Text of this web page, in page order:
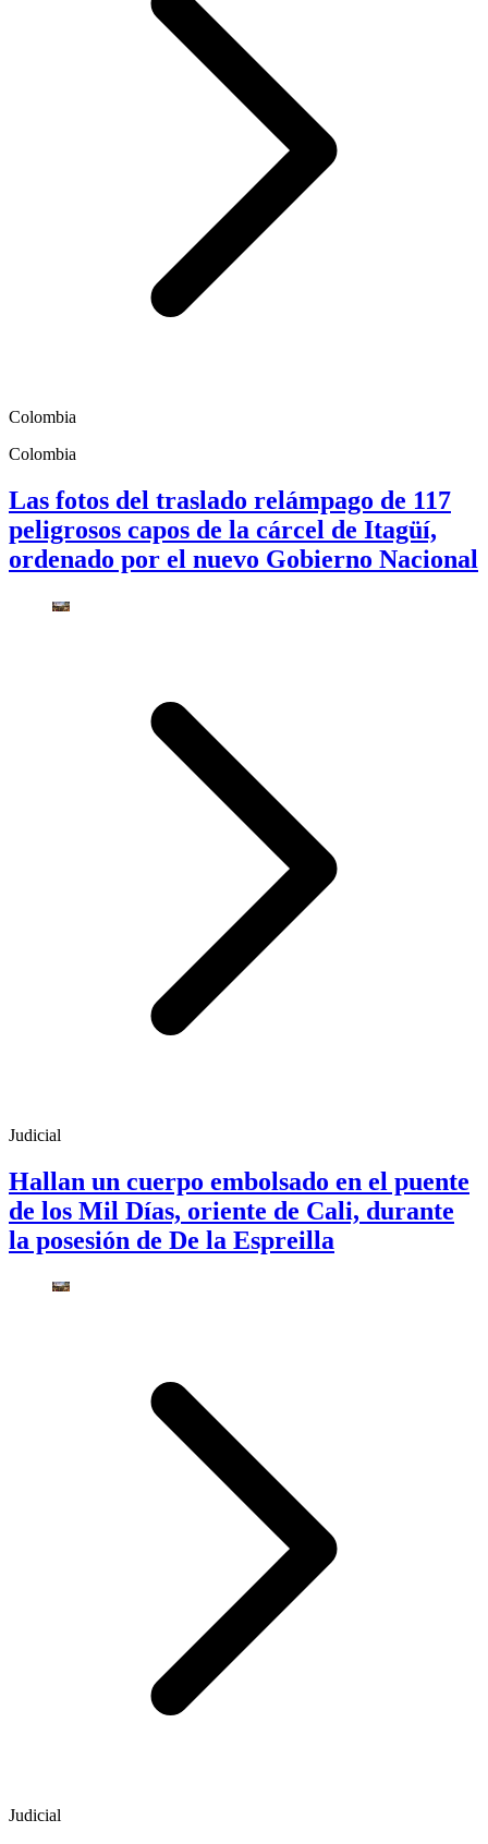
Colombia
Colombia
Las fotos del traslado relámpago de 117
peligrosos capos de la cárcel de Itagüí,
ordenado por el nuevo Gobierno Nacional
Judicial
Hallan un cuerpo embolsado en el puente
de los Mil Días, oriente de Cali, durante
la posesión de De la Espreilla
Judicial